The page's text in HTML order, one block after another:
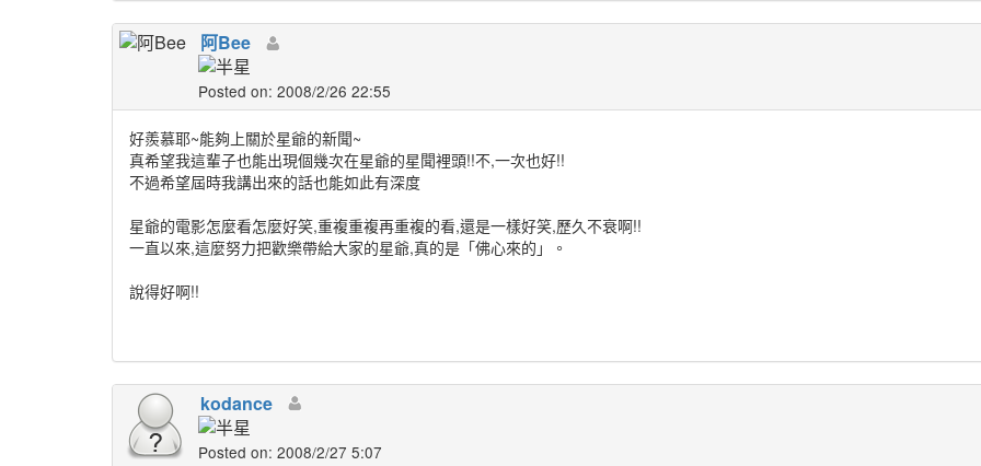
阿Bee
Posted on: 2008/2/26 22:55
好羨慕耶~能夠上關於星爺的新聞~
真希望我這輩子也能出現個幾次在星爺的星聞裡頭!!不,一次也好!!
不過希望屆時我講出來的話也能如此有深度
星爺的電影怎麼看怎麼好笑,重複重複再重複的看,還是一樣好笑,歷久不衰啊!!
一直以來,這麼努力把歡樂帶給大家的星爺,真的是「佛心來的」。
說得好啊!!
kodance
Posted on: 2008/2/27 5:07